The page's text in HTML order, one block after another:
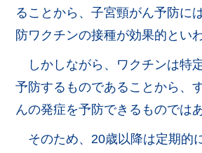
ることから、子宮頸がん予防に
防ワクチンの接種が効果的とい
しかしながら、ワクチンは特
予防するものであることから、
んの発症を予防できるものでは
そのため、20歳以降は定期的